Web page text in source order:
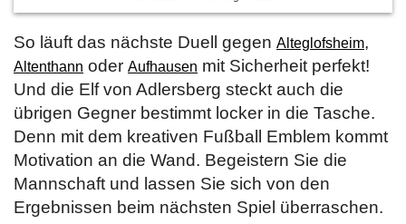
So läuft das nächste Duell gegen Alteglofsheim,
Altenthann oder Aufhausen mit Sicherheit perfekt!
Und die Elf von Adlersberg steckt auch die
übrigen Gegner bestimmt locker in die Tasche.
Denn mit dem kreativen Fußball Emblem kommt
Motivation an die Wand. Begeistern Sie die
Mannschaft und lassen Sie sich von den
Ergebnissen beim nächsten Spiel überraschen.